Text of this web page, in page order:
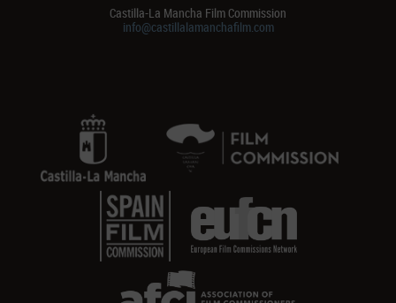
Castilla-La Mancha Film Commission
info@castillalamanchafilm.com